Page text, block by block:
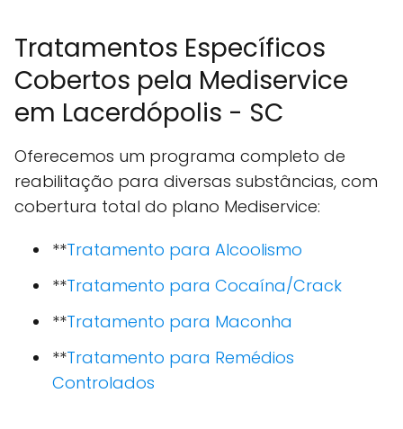
Tratamentos Específicos
Cobertos pela Mediservice
em Lacerdópolis - SC
Oferecemos um programa completo de
reabilitação para diversas substâncias, com
cobertura total do plano Mediservice:
**Tratamento para Alcoolismo
**Tratamento para Cocaína/Crack
**Tratamento para Maconha
**Tratamento para Remédios
Controlados